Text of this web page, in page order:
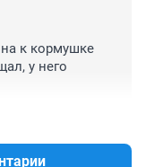
к кормушке
у него